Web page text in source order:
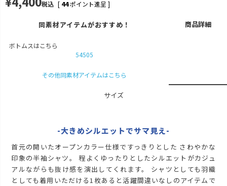
税込 [ 44ポイント進呈 ]
LL
グレーブルー
LL
L カートに入れる
LL カートに入れる
同素材アイテムがおすすめ！
ボトムスはこちら
54505
その他同素材アイテムはこちら
商品詳細
サイズ
-大きめシルエットでサマ見え-
首元の開いたオープンカラー仕様ですっきりとした さわやかな
印象の半袖シャツ。 程よくゆったりとしたシルエットがカジュ
アルながらも抜け感を演出してくれます。 シャツとしても羽織
としても着用いただける1枚あると活躍間違いなしのアイテムで